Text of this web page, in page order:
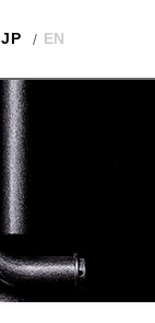
JP EN